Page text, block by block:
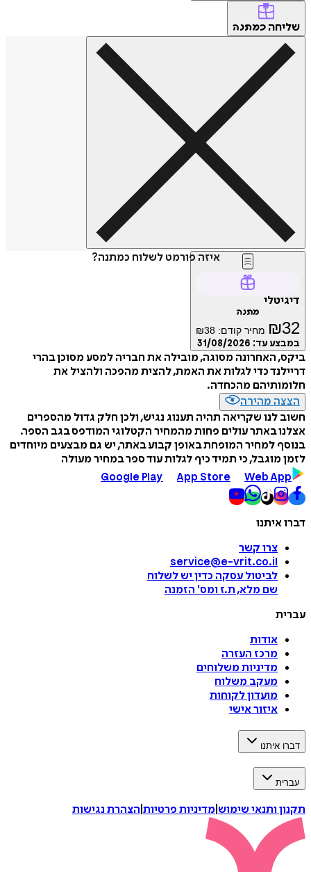
כמתנה
איזה פורמט לשלוח כמתנה?
₪ מחיר קודם: ₪38
עד:31/08/2026
האחרונה מסוגה, מובילה את חבריה למסע מסוכן בהרי
כדי לגלות את האמת, להצית מהפכה ולהציל את
מהכחדה.
מהירה
לנו שקריאה תהיה תענוג נגיש, ולכן חלק גדול מהספרים
באתר עולים פחות מהמחיר הקטלוגי המודפס בגב הספר.
למחיר המופחת באופן קבוע באתר, יש גם מבצעים מיוחדים
מוגבל, כי תמיד כיף לגלות עוד ספר במחיר מעולה
Google Play
App Store Web
צרו קשר
service@e-vrit.co.il
לביטול עסקה כדין יש לשלוח
שם מלא, ת.ז ומס'הזמנה
אודות
מרכז העזרה
מדיניות משלוחים
מעקב משלוח
מועדון לקוחות
איזור אישי
איתנו
ותנאי שימוש|מדיניות פרטיות|הצהרת נגישות